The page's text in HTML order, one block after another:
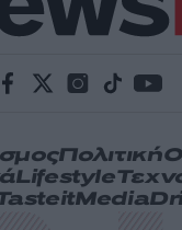
Πολιτική
Lifestyle
Media